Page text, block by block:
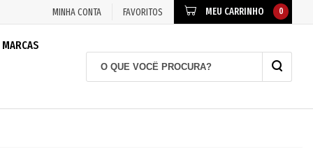
MINHA CONTA FAVORITOS MEU CARRINHO 0
MARCAS